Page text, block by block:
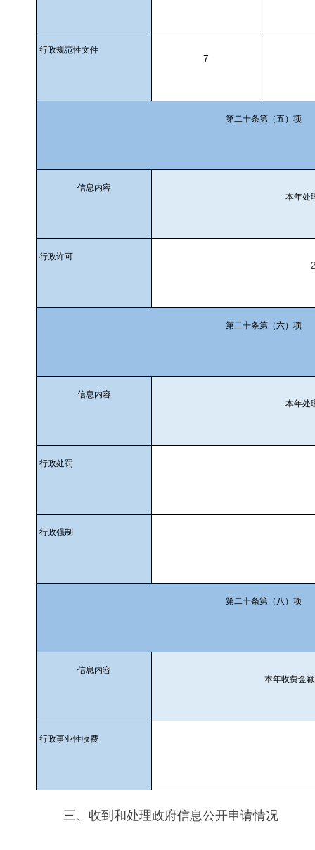
行政规范性文件
7
第二十条第（五）项
信息内容
本年处
行政许可
第二十条第（六）项
信息内容
本年处
行政处罚
行政强制
第二十条第（八）项
信息内容
本年收费金
行政事业性收费
三、收到和处理政府信息公开申请情况